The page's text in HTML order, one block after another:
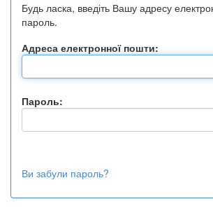
Будь ласка, введіть Вашу адресу
пароль.
Адреса електронної пошти:
Пароль:
Ви забули пароль?